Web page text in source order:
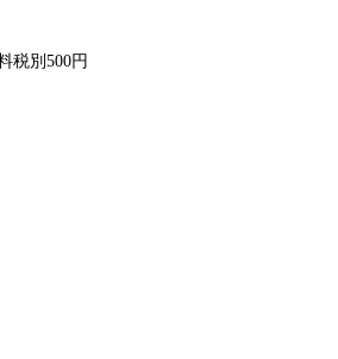
税別 500円